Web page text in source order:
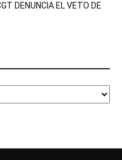
DENUNCIA EL VETO DE